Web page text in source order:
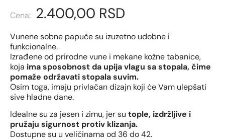
2.400,00 RSD
Vunene sobne papuče su izuzetno udobne i
funkcionalne.
Izrađene od prirodne vune i mekane kožne tabanice,
koja ima sposobnost da upija vlagu sa stopala, čime
pomaže održavati stopala suvim.
Osim toga, imaju privlačan dizajn koji će Vam ulepšati
sive hladne dane.
Idealne su za jesen i zimu, jer su tople, izdržljive i
pružaju sigurnost protiv klizanja.
Dostupne su u veličinama od 36 do 42.